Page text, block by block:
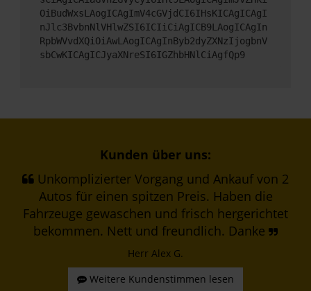
OiBudWxsLAogICAgImV4cGVjdCI6IHsKICAgICAgI
nJlc3BvbnNlVHlwZSI6ICIiCiAgICB9LAogICAgIn
RpbWVvdXQiOiAwLAogICAgInByb2dyZXNzIjogbnV
sbCwKICAgICJyaXNreSI6IGZhbHNlCiAgfQp9
Kunden über uns:
Unkomplizierter Vorgang und Ankauf von 2
Autos für einen spitzen Preis. Haben die
Fahrzeuge gewaschen und frisch hergerichtet
bekommen. Nett und freundlich. Danke
Herr Alex G.
Weitere Kundenstimmen lesen